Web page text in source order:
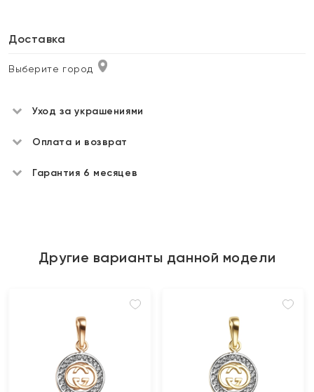
Доставка
Выберите город
Уход за украшениями
Оплата и возврат
Гарантия 6 месяцев
Другие варианты данной модели